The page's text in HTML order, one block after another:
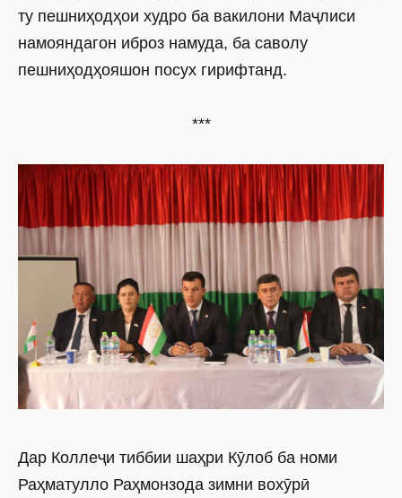
ту пешниҳодҳои худро ба вакилони Маҷлиси
намояндагон иброз намуда, ба саволу
пешниҳодҳояшон посух гирифтанд.
***
Дар Коллеҷи тиббии шаҳри Кӯлоб ба номи
Раҳматулло Раҳмонзода зимни вохӯрӣ